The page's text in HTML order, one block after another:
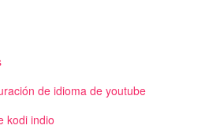
de idioma de youtube
kodi indio